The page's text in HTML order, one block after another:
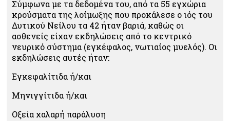
Σύμφωνα με τα δεδομένα του, από τα 55 εγχώρια
κρούσματα της λοίμωξης που προκάλεσε ο ιός του
Δυτικού Νείλου τα 42 ήταν βαριά, καθώς οι
ασθενείς είχαν εκδηλώσεις από το κεντρικό
νευρικό σύστημα (εγκέφαλος, νωτιαίος μυελός). Οι
εκδηλώσεις αυτές ήταν:
Εγκεφαλίτιδα ή/και
Μηνιγγίτιδα ή/και
Οξεία χαλαρή παράλυση